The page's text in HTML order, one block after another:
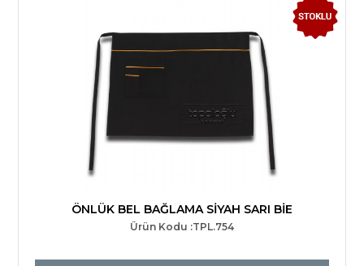
ÖNLÜK BEL BAĞLAMA SİYAH SARI BİE
Ürün Kodu :TPL.754